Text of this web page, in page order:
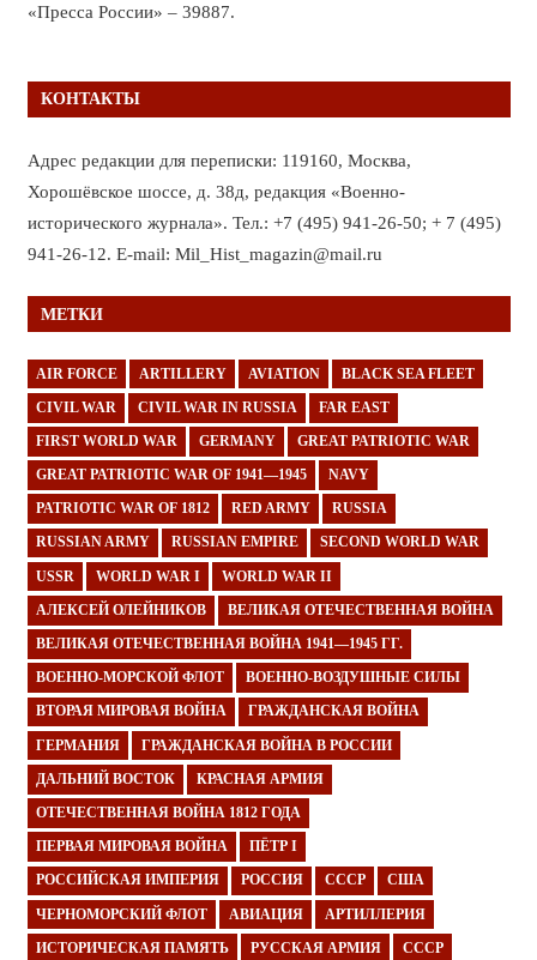
«Пресса России» – 39887.
КОНТАКТЫ
Адрес редакции для переписки: 119160, Москва,
Хорошёвское шоссе, д. 38д, редакция «Военно-
исторического журнала». Тел.: +7 (495) 941-26-50; + 7 (495)
941-26-12. E-mail: Mil_Hist_magazin@mail.ru
МЕТКИ
AIR FORCE ARTILLERY AVIATION BLACK SEA FLEET
CIVIL WAR CIVIL WAR IN RUSSIA FAR EAST
FIRST WORLD WAR GERMANY GREAT PATRIOTIC WAR
GREAT PATRIOTIC WAR OF 1941—1945 NAVY
PATRIOTIC WAR OF 1812 RED ARMY RUSSIA
RUSSIAN ARMY RUSSIAN EMPIRE SECOND WORLD WAR
USSR WORLD WAR I WORLD WAR II
АЛЕКСЕЙ ОЛЕЙНИКОВ ВЕЛИКАЯ ОТЕЧЕСТВЕННАЯ ВОЙНА
ВЕЛИКАЯ ОТЕЧЕСТВЕННАЯ ВОЙНА 1941—1945 ГГ.
ВОЕННО-МОРСКОЙ ФЛОТ ВОЕННО-ВОЗДУШНЫЕ СИЛЫ
ВТОРАЯ МИРОВАЯ ВОЙНА ГРАЖДАНСКАЯ ВОЙНА
ГЕРМАНИЯ ГРАЖДАНСКАЯ ВОЙНА В РОССИИ
ДАЛЬНИЙ ВОСТОК КРАСНАЯ АРМИЯ
ОТЕЧЕСТВЕННАЯ ВОЙНА 1812 ГОДА
ПЕРВАЯ МИРОВАЯ ВОЙНА ПЁТР I
РОССИЙСКАЯ ИМПЕРИЯ РОССИЯ СССР США
ЧЕРНОМОРСКИЙ ФЛОТ АВИАЦИЯ АРТИЛЛЕРИЯ
ИСТОРИЧЕСКАЯ ПАМЯТЬ РУССКАЯ АРМИЯ СССР